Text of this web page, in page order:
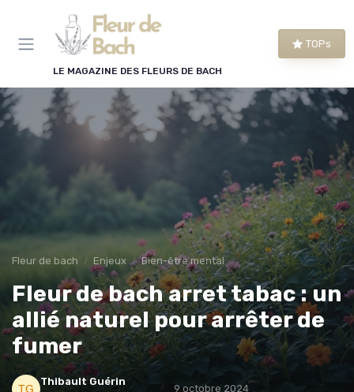
LE MAGAZINE DES FLEURS DE BACH
TOPs
Fleur de bach Enjeux Bien-être mental
Fleur de bach arret tabac : un
allié naturel pour arrêter de
fumer
Thibault Guérin
9 octobre 2024